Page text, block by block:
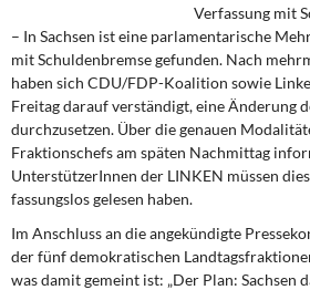
Institut Solidarische Moderne
Rosa-Luxemburg-Stiftung
Über mich
Kontakt
Verfassung mit
– In Sachsen ist eine parlamentarische
mit Schuldenbremse gefunden. Nach
haben sich CDU/FDP-Koalition sowie
Freitag darauf verständigt, eine Änderung
durchzusetzen. Über die genauen
Fraktionschefs am späten Nachmittag
UnterstützerInnen der LINKEN müssen
fassungslos gelesen haben.
Im Anschluss an die angekündigte
der fünf demokratischen
was damit gemeint ist: „Der Plan: Sachsen